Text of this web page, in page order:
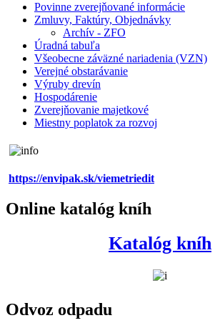
Povinne zverejňované informácie
Zmluvy, Faktúry, Objednávky
Archív - ZFO
Úradná tabuľa
Všeobecne záväzné nariadenia (VZN)
Verejné obstarávanie
Výruby drevín
Hospodárenie
Zverejňovanie majetkové
Miestny poplatok za rozvoj
https://envipak.sk/viemetriedit
Online katalóg kníh
Katalóg kníh
Odvoz odpadu